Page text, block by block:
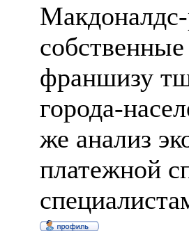
франшизу
города-
же анализ
платежной